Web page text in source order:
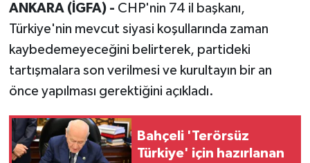
ANKARA (İGFA) - CHP'nin 74 il başkanı,
Türkiye'nin mevcut siyasi koşullarında zaman
kaybedemeyeceğini belirterek, partideki
tartışmalara son verilmesi ve kurultayın bir an
önce yapılması gerektiğini açıkladı.
Bahçeli 'Terörsüz
Türkiye' için hazırlanan